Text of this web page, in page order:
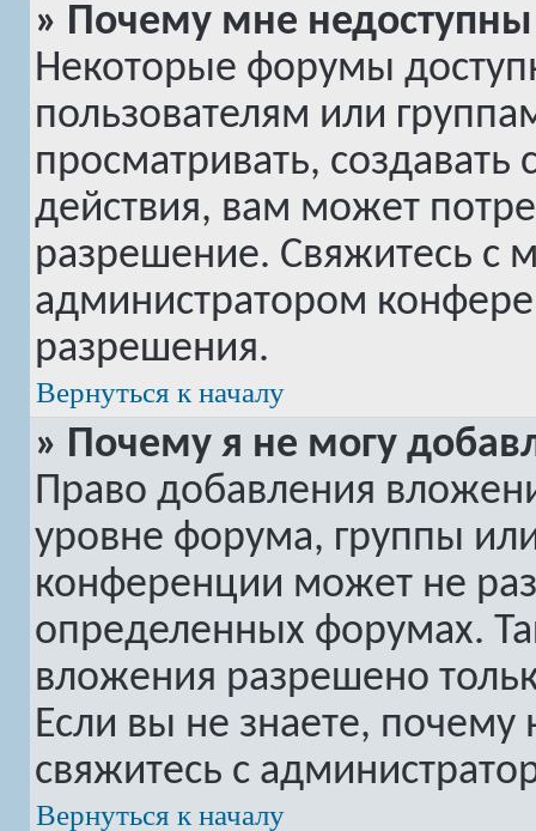
» Почему мне
Некоторые форумы
пользователям или
просматривать,
действия, вам может
разрешение. Свяжитесь с
администратором
разрешения.
Вернуться к началу
» Почему я не могу
Право добавления
уровне форума, группы
конференции может не
определенных форумах.
вложения разрешено
Если вы не знаете,
свяжитесь с
Вернуться к началу